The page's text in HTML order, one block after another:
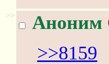
>> Аноним
>>8159